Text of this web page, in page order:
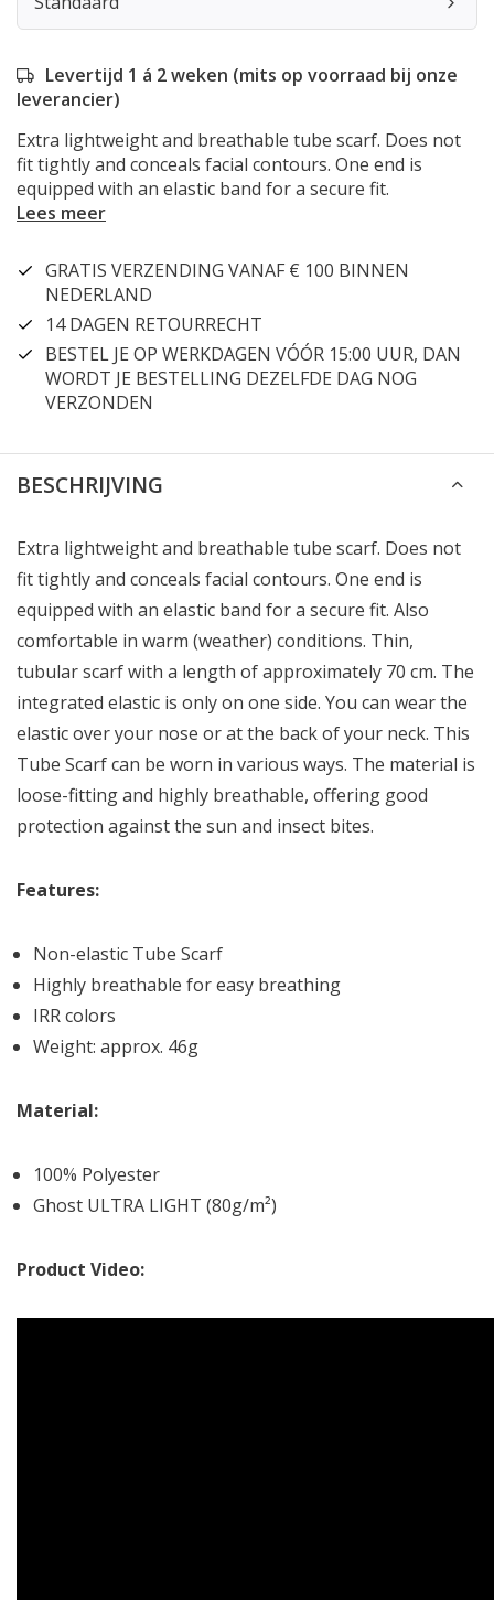
Levertijd 1 á 2 weken (mits op voorraad bij onze
leverancier)
Extra lightweight and breathable tube scarf. Does not
fit tightly and conceals facial contours. One end is
equipped with an elastic band for a secure fit.
Lees meer
GRATIS VERZENDING VANAF € 100 BINNEN
NEDERLAND
14 DAGEN RETOURRECHT
BESTEL JE OP WERKDAGEN VÓÓR 15:00 UUR, DAN
WORDT JE BESTELLING DEZELFDE DAG NOG
VERZONDEN
BESCHRIJVING
Extra lightweight and breathable tube scarf. Does not
fit tightly and conceals facial contours. One end is
equipped with an elastic band for a secure fit. Also
comfortable in warm (weather) conditions. Thin,
tubular scarf with a length of approximately 70 cm. The
integrated elastic is only on one side. You can wear the
elastic over your nose or at the back of your neck. This
Tube Scarf can be worn in various ways. The material is
loose-fitting and highly breathable, offering good
protection against the sun and insect bites.
Features:
Non-elastic Tube Scarf
Highly breathable for easy breathing
IRR colors
Weight: approx. 46g
Material:
100% Polyester
Ghost ULTRA LIGHT (80g/m²)
Product Video: